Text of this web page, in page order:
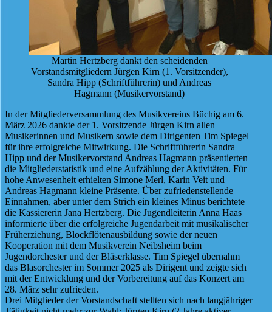
Martin Hertzberg dankt den scheidenden
Vorstandsmitgliedern Jürgen Kirn (1. Vorsitzender),
Sandra Hipp (Schriftführerin) und Andreas
Hagmann (Musikervorstand)
In der Mitgliederversammlung des Musikvereins Büchig am 6.
März 2026 dankte der 1. Vorsitzende Jürgen Kirn allen
Musikerinnen und Musikern sowie dem Dirigenten Tim Spiegel
für ihre erfolgreiche Mitwirkung. Die Schriftführerin Sandra
Hipp und der Musikervorstand Andreas Hagmann präsentierten
die Mitgliederstatistik und eine Aufzählung der Aktivitäten. Für
hohe Anwesenheit erhielten Simone Merl, Karin Veit und
Andreas Hagmann kleine Präsente. Über zufriedenstellende
Einnahmen, aber unter dem Strich ein kleines Minus berichtete
die Kassiererin Jana Hertzberg. Die Jugendleiterin Anna Haas
informierte über die erfolgreiche Jugendarbeit mit musikalischer
Früherziehung, Blockflötenausbildung sowie der neuen
Kooperation mit dem Musikverein Neibsheim beim
Jugendorchester und der Bläserklasse. Tim Spiegel übernahm
das Blasorchester im Sommer 2025 als Dirigent und zeigte sich
mit der Entwicklung und der Vorbereitung auf das Konzert am
28. März sehr zufrieden.
Drei Mitglieder der Vorstandschaft stellten sich nach langjähriger